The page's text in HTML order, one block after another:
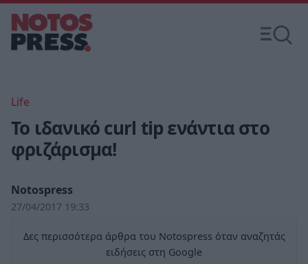
Life
Το ιδανικό curl tip ενάντια στο
φριζάρισμα!
Notospress
27/04/2017 19:33
Δες περισσότερα άρθρα του Notospress όταν αναζητάς
ειδήσεις στη Google